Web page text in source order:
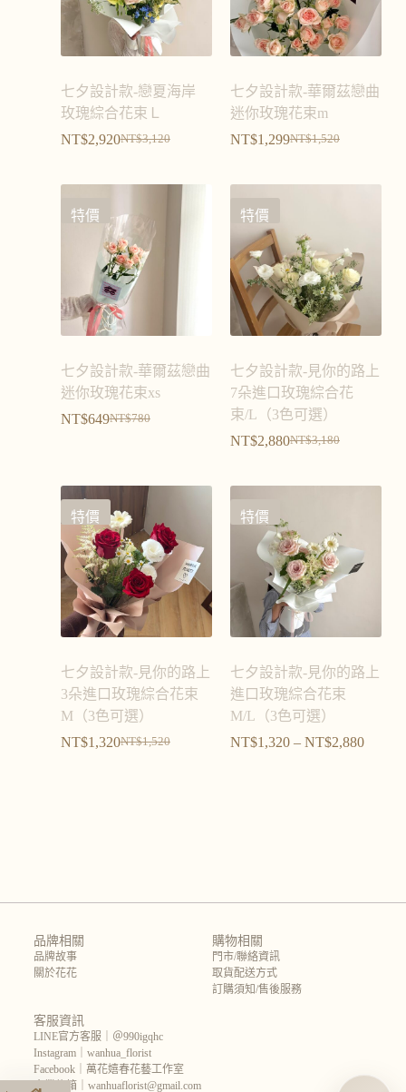
七夕設計款-戀夏海岸
玫瑰綜合花束Ｌ
NT$3,120
NT$2,920
七夕設計款-華爾茲戀曲
迷你玫瑰花束m
NT$1,520
NT$1,299
特價
七夕設計款-華爾茲戀曲
迷你玫瑰花束xs
NT$780
NT$649
特價
七夕設計款-見你的路上
7朵進口玫瑰綜合花
束/L（3色可選）
NT$3,180
NT$2,880
特價
七夕設計款-見你的路上
3朵進口玫瑰綜合花束
M（3色可選）
NT$1,520
NT$1,320
特價
七夕設計款-見你的路上
進口玫瑰綜合花束
M/L（3色可選）
NT$1,320 – NT$2,880
品牌相關
品牌故事
關於花花
購物相關
門市/聯絡資訊
取貨配送方式
訂購須知/售後服務
客服資訊
LINE官方客服｜＠990igqhc
Instagram｜wanhua_florist
Facebook｜萬花嬉春花藝工作室
企業信箱｜wanhuaflorist@gmail.com